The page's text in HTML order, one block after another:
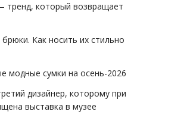
который возвращает
Как носить их стильно
модные сумки на осень-2026
дизайнер, которому при
выставка в музее